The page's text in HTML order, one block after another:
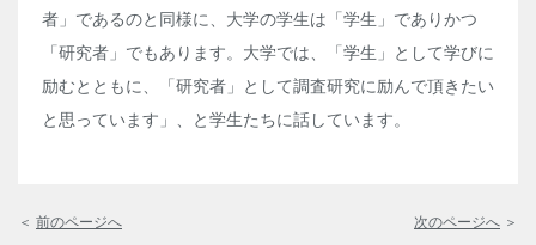
者」であるのと同様に、大学の学生は「学生」でありかつ
「研究者」でもあります。大学では、「学生」として学びに
励むとともに、「研究者」として調査研究に励んで頂きたい
と思っています」、と学生たちに話しています。
＜ 前のページへ 次のページへ ＞